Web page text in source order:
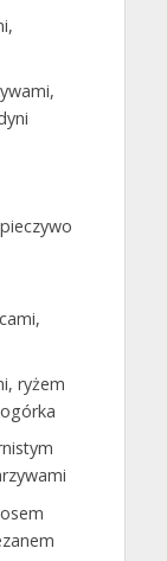
ryżem